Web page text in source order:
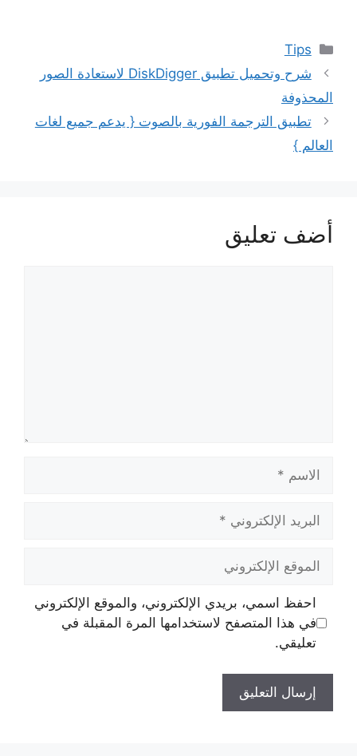
التصنيفات
Tips
شرح وتحميل تطبيق DiskDigger لاستعادة الصور
المحذوفة
تطبيق الترجمة الفورية بالصوت { يدعم جميع لغات
العالم }
أضف تعليق
الاسم
البريد
الإلكتروني
الموقع
الإلكتروني
احفظ اسمي، بريدي الإلكتروني، والموقع الإلكتروني
في هذا المتصفح لاستخدامها المرة المقبلة في
تعليقي.